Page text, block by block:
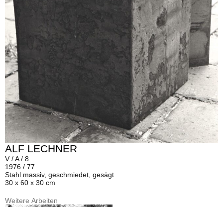
ALF LECHNER
V / A / 8
1976 / 77
Stahl massiv, geschmiedet, gesägt
30 x 60 x 30 cm
Weitere Arbeiten